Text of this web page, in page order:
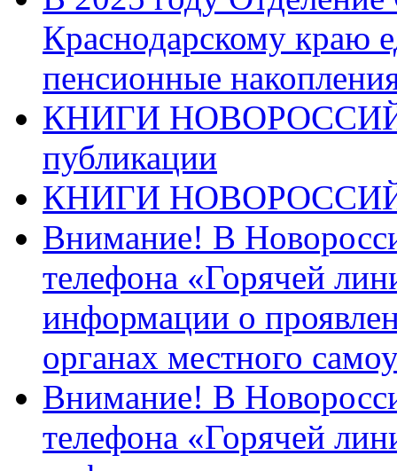
Краснодарскому краю
пенсионные
КНИГИ
публикации
КНИГИ
Внимание! В
телефона «Горячей
информации о
органах местного
Внимание! В
телефона «Горячей